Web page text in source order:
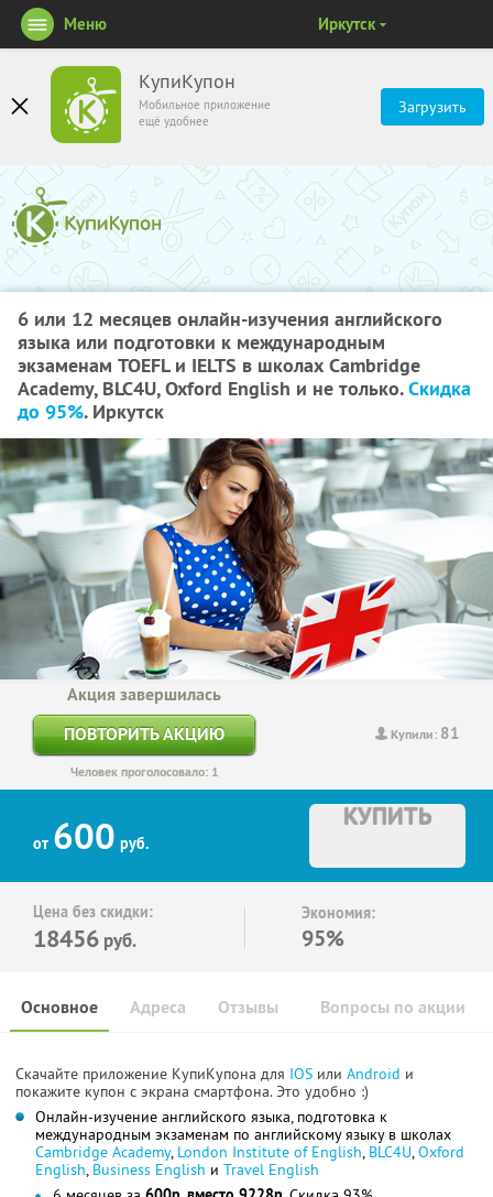
КупиКупон
Мобильное приложение
ещё удобнее
Загрузить
Меню Иркутск
6 или 12 месяцев онлайн-изучения английского
языка или подготовки к международным
экзаменам TOEFL и IELTS в школах Cambridge
Academy, BLC4U, Oxford English и не только.Скидка
до 95%. Иркутск
Купили: 81
Акция завершилась
ПОВТОРИТЬ АКЦИЮ
Человек проголосовало: 1
от 600 руб.
КУПИТЬ
Цена без скидки:
18456 руб.
Экономия:
95%
Основное Отзывы Вопросы по акции
Адреса
Скачайте приложение КупиКупона для IOS или Android и
покажите купон с экрана смартфона. Это удобно :)
Онлайн-изучение английского языка, подготовка к
международным экзаменам по английскому языку в школах
Cambridge Academy, London Institute of English, BLC4U,Oxford
English, Business English и Travel English